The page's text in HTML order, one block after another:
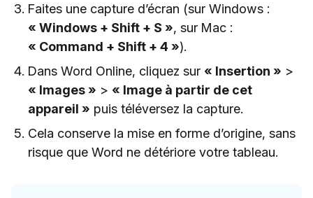
Faites une capture d’écran (sur Windows :
« Windows + Shift + S », sur Mac :
« Command + Shift + 4 »).
Dans Word Online, cliquez sur « Insertion » >
« Images » > « Image à partir de cet
appareil » puis téléversez la capture.
Cela conserve la mise en forme d’origine, sans
risque que Word ne détériore votre tableau.